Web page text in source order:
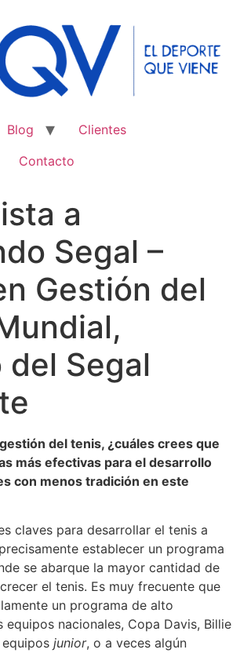
Blog
Clientes
Contacto
a
Segal –
Gestión del
del Segal
del tenis, ¿cuáles crees que
más efectivas para el desarrollo
con menos tradición en este
claves para desarrollar el tenis a
establecer un programa
se abarque la mayor cantidad de
el tenis. Es muy frecuente que
un programa de alto
equipos nacionales, Copa Davis, Billie
junior, o a veces algún